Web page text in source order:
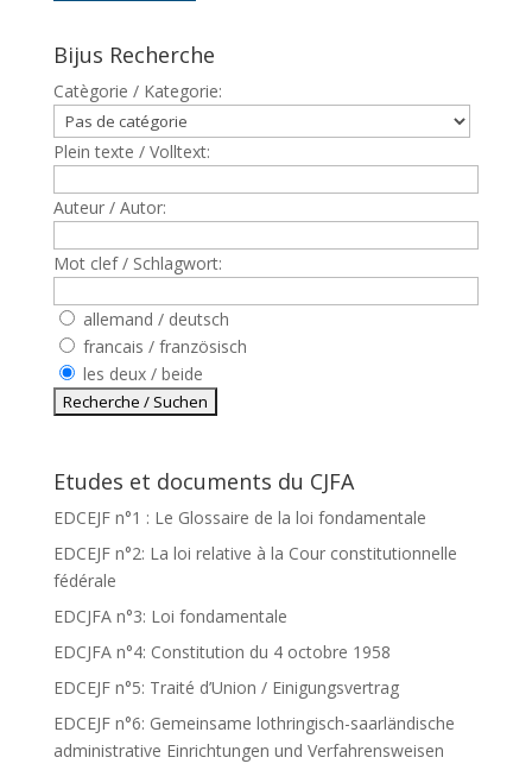
Bijus Recherche
Catègorie / Kategorie:
Plein texte / Volltext:
Auteur / Autor:
Mot clef / Schlagwort:
allemand / deutsch
francais / französisch
les deux / beide
Etudes et documents du CJFA
EDCEJF n°1 : Le Glossaire de la loi fondamentale
EDCEJF n°2: La loi relative à la Cour constitutionnelle
fédérale
EDCJFA n°3: Loi fondamentale
EDCJFA n°4: Constitution du 4 octobre 1958
EDCEJF n°5: Traité d’Union / Einigungsvertrag
EDCEJF n°6: Gemeinsame lothringisch-saarländische
administrative Einrichtungen und Verfahrensweisen